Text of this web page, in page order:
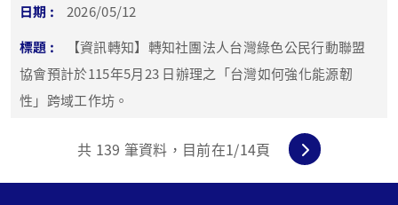
2026/05/12
【資訊轉知】轉知社團法人台灣綠色公民行動聯盟
協會預計於115年5月23 日辦理之「台灣如何強化能源韌
性」跨域工作坊。
共 139 筆資料，目前在1/14頁